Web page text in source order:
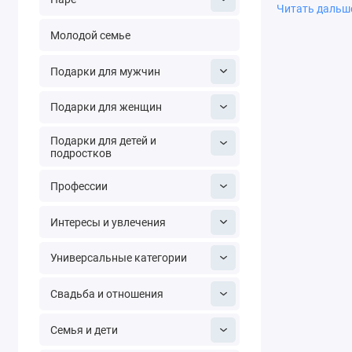
Молодой семье
Подарки для мужчин
Подарки для женщин
Подарки для детей и
подростков
Профессии
Интересы и увлечения
Универсальные категории
Свадьба и отношения
Семья и дети
вашу заботу
Читать